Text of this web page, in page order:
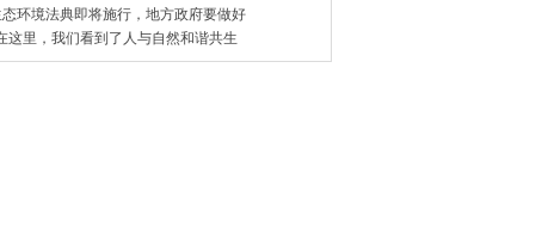
环境法典即将施行，地方政府要做好
这里，我们看到了人与自然和谐共生